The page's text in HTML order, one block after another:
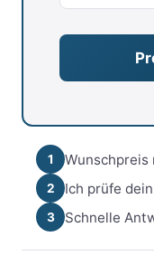
1
2 Ich prüfe
3 Schnelle